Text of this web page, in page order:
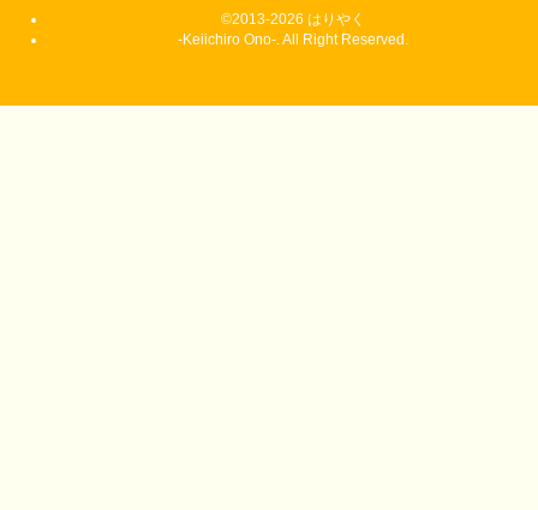
©2013-2026 はりやく
-Keiichiro Ono-. All Right Reserved.